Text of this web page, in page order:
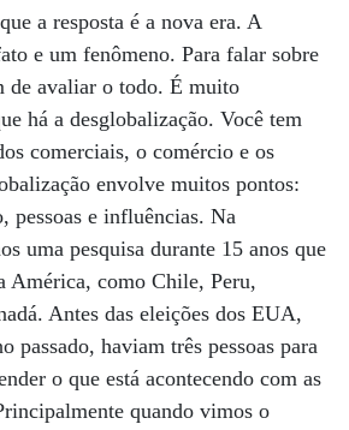
a resposta é a nova era. A
e um fenômeno. Para falar sobre
de avaliar o todo. É muito
há a desglobalização. Você tem
comerciais, o comércio e os
envolve muitos pontos:
pessoas e influências. Na
uma pesquisa durante 15 anos que
América, como Chile, Peru,
Antes das eleições dos EUA,
passado, haviam três pessoas para
o que está acontecendo com as
quando vimos o